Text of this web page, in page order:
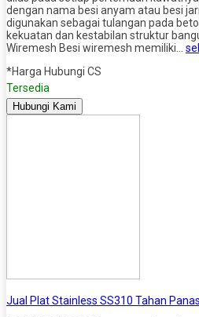
dengan nama besi anyam atau besi
digunakan sebagai tulangan pada
kekuatan dan kestabilan struktur
Wiremesh Besi wiremesh memiliki…
*Harga Hubungi CS
Tersedia
Hubungi Kami
Jual Plat Stainless SS310 Tahan